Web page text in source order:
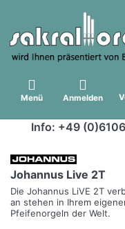
Menü Anmelden
Info: +49
Johannus Live 2T
Die Johannus LiVE 2T
an stehen in Ihrem
Pfeifenorgeln der Welt.